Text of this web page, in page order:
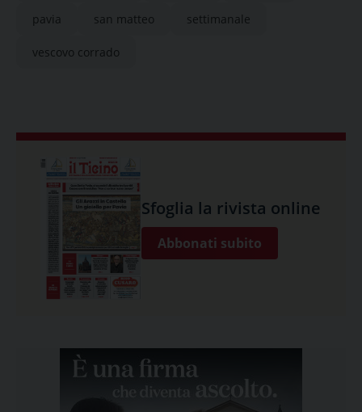
pavia san matteo settimanale
vescovo corrado
Sfoglia la rivista online
Abbonati subito